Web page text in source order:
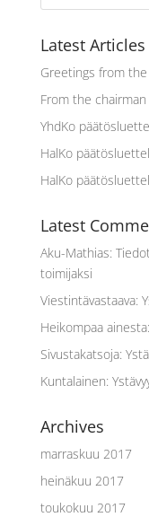
Latest Articles
Greetings from
From the
YhdKo
HalKo
HalKo
Latest
Aku-Mathias:
toimijaksi
Viestintävastaava:
Heikompaa ainesta:
Sivustakatsoja:
Kuntalainen:
Archives
marraskuu 2017
heinäkuu 2017
toukokuu 2017